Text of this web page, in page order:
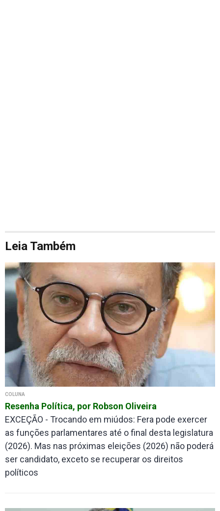
Leia Também
COLUNA
Resenha Política, por Robson Oliveira
EXCEÇÃO - Trocando em miúdos: Fera pode exercer
as funções parlamentares até o final desta legislatura
(2026). Mas nas próximas eleições (2026) não poderá
ser candidato, exceto se recuperar os direitos
políticos